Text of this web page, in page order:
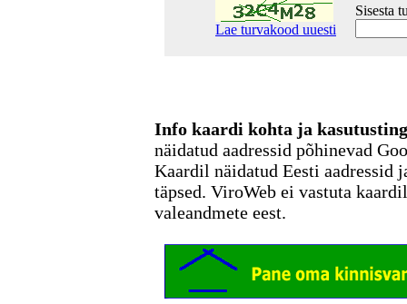
Lae turvakood uuesti
Sisesta
Info kaardi kohta ja
näidatud aadressid põhinevad
Kaardil näidatud Eesti aadressid
täpsed. ViroWeb ei vastuta
valeandmete eest.